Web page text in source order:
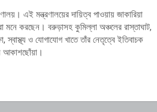
এই মন্ত্রণালয়ের দায়িত্ব পাওয়ায় জাকারিয়া
মনে করছেন। বরুড়াসহ কুমিল্লা অঞ্চলের রাস্তাঘাট,
ও যোগাযোগ খাতে তাঁর নেতৃত্বে ইতিবাচক
আকাশছোঁয়া।